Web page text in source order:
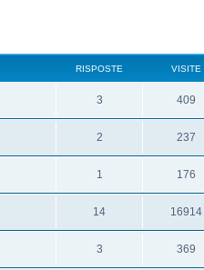
RISPOSTE VISITE
3 409
2 237
1 176
14 16914
3 369